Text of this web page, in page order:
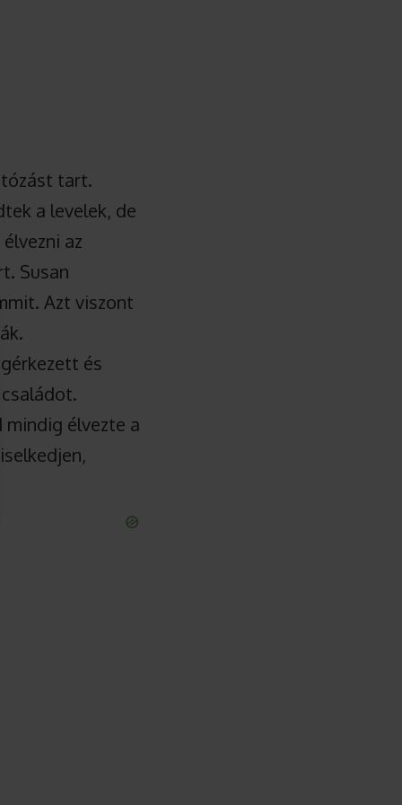
tart.
a levelek, de
az
Susan
Azt viszont
és
mindig élvezte a